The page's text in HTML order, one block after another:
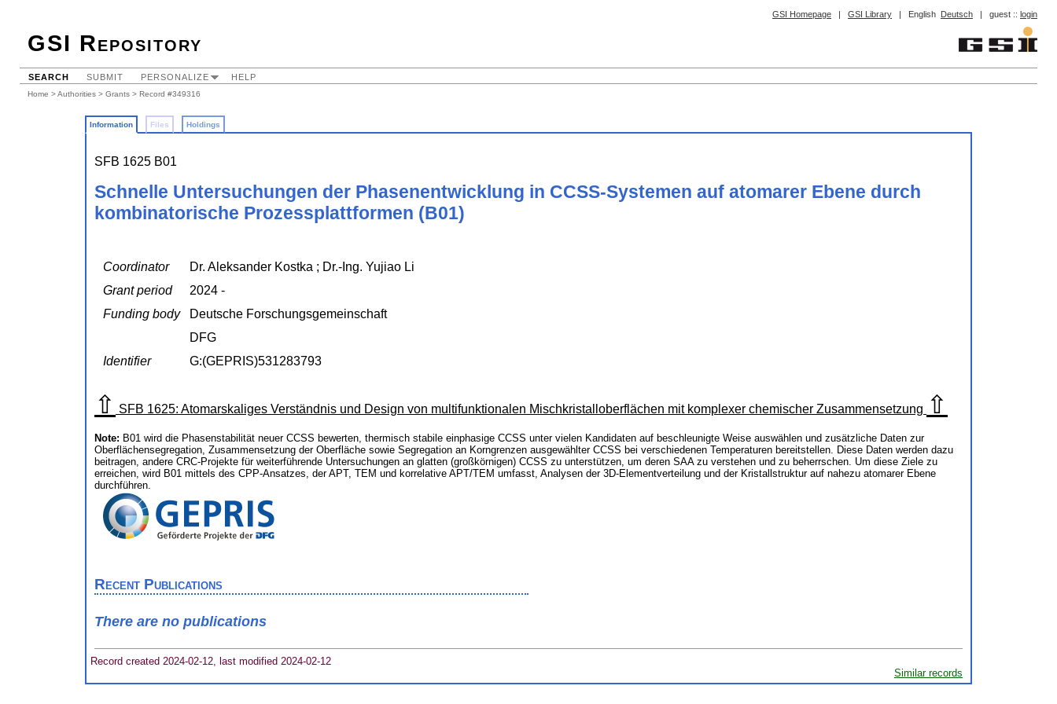
GSI Homepage | GSI Library | English Deutsch | guest :: login
GSI Repository
SEARCH SUBMIT PERSONALIZE HELP
Home >Authorities > Grants > Record #349316
Information Files Holdings
SFB 1625 B01
Schnelle Untersuchungen der Phasenentwicklung in CCSS-Systemen auf atomarer Ebene durch
kombinatorische Prozessplattformen (B01)
Coordinator
Dr. Aleksander Kostka ; Dr.-Ing. Yujiao Li
Grant period
2024 -
Funding body
Deutsche Forschungsgemeinschaft
DFG
Identifier
G:(GEPRIS)531283793
⇧ SFB 1625: Atomarskaliges Verständnis und Design von multifunktionalen Mischkristalloberflächen mit komplexer chemischer Zusammensetzung ⇧
Note: B01 wird die Phasenstabilität neuer CCSS bewerten, thermisch stabile einphasige CCSS unter vielen Kandidaten auf beschleunigte Weise auswählen und zusätzliche Daten zur
Oberflächensegregation, Zusammensetzung der Oberfläche sowie Segregation an Korngrenzen ausgewählter CCSS bei verschiedenen Temperaturen bereitstellen. Diese Daten werden dazu
beitragen, andere CRC-Projekte für weiterführende Untersuchungen an glatten (großkörnigen) CCSS zu unterstützen, um deren SAA zu verstehen und zu beherrschen. Um diese Ziele zu
erreichen, wird B01 mittels des CPP-Ansatzes, der APT, TEM und korrelative APT/TEM umfasst, Analysen der 3D-Elementverteilung und der Kristallstruktur auf nahezu atomarer Ebene
durchführen.
Recent Publications
There are no publications
Record created 2024-02-12, last modified 2024-02-12
Similar records